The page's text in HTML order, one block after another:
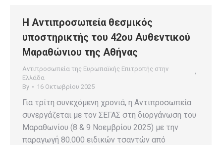
H Αντιπροσωπεία θεσμικός
υποστηρικτής του 42ου Αυθεντικού
Μαραθώνιου της Αθήνας
Αντιπροσωπεία της Ευρωπαϊκής Επιτροπής στην
Ελλάδα
By
16 Οκτωβρίου 2025
Για τρίτη συνεχόμενη χρονιά, η Αντιπροσωπεία
συνεργάζεται με τον ΣΕΓΑΣ στη διοργάνωση του
Μαραθωνίου (8 & 9 Νοεμβρίου 2025) με την
παραγωγή 80.000 ειδικών τσαντών από